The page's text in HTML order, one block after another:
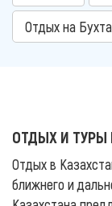
Отдых на
ОТДЫХ И ТУРЫ
Отдых в
ближнего и